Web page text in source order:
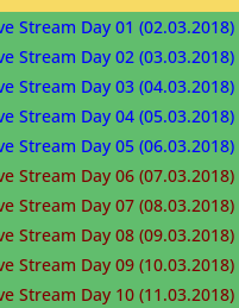
Stream Day 01 (02.03.2018)
Stream Day 02 (03.03.2018)
Stream Day 03 (04.03.2018)
Stream Day 04 (05.03.2018)
Stream Day 05 (06.03.2018)
Stream Day 06 (07.03.2018)
Stream Day 07 (08.03.2018)
Stream Day 08 (09.03.2018)
Stream Day 09 (10.03.2018)
Stream Day 10 (11.03.2018)